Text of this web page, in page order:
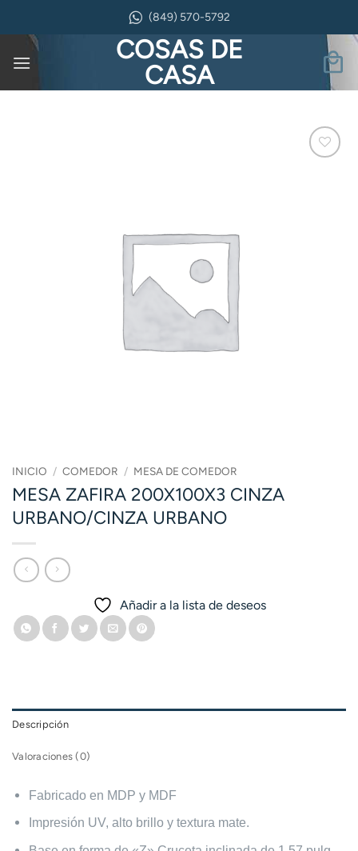
contenido
(849) 570-5792
COSAS DE
CASA
INICIO / COMEDOR / MESA DE COMEDOR
MESA ZAFIRA 200X100X3 CINZA
URBANO/CINZA URBANO
Añadir a la lista de deseos
Descripción
Valoraciones (0)
Fabricado en MDP y MDF
Impresión UV, alto brillo y textura mate.